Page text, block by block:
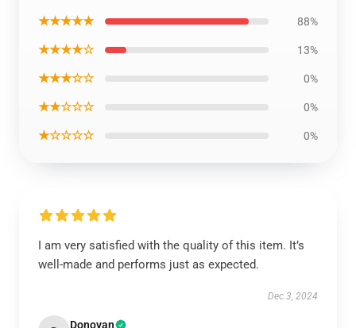
★★★★★ 88%
★★★★☆ 13%
★★★☆☆ 0%
★★☆☆☆ 0%
★☆☆☆☆ 0%
I am very satisfied with the quality of this item. It’s
well-made and performs just as expected.
Dec 3, 2024
Donovan